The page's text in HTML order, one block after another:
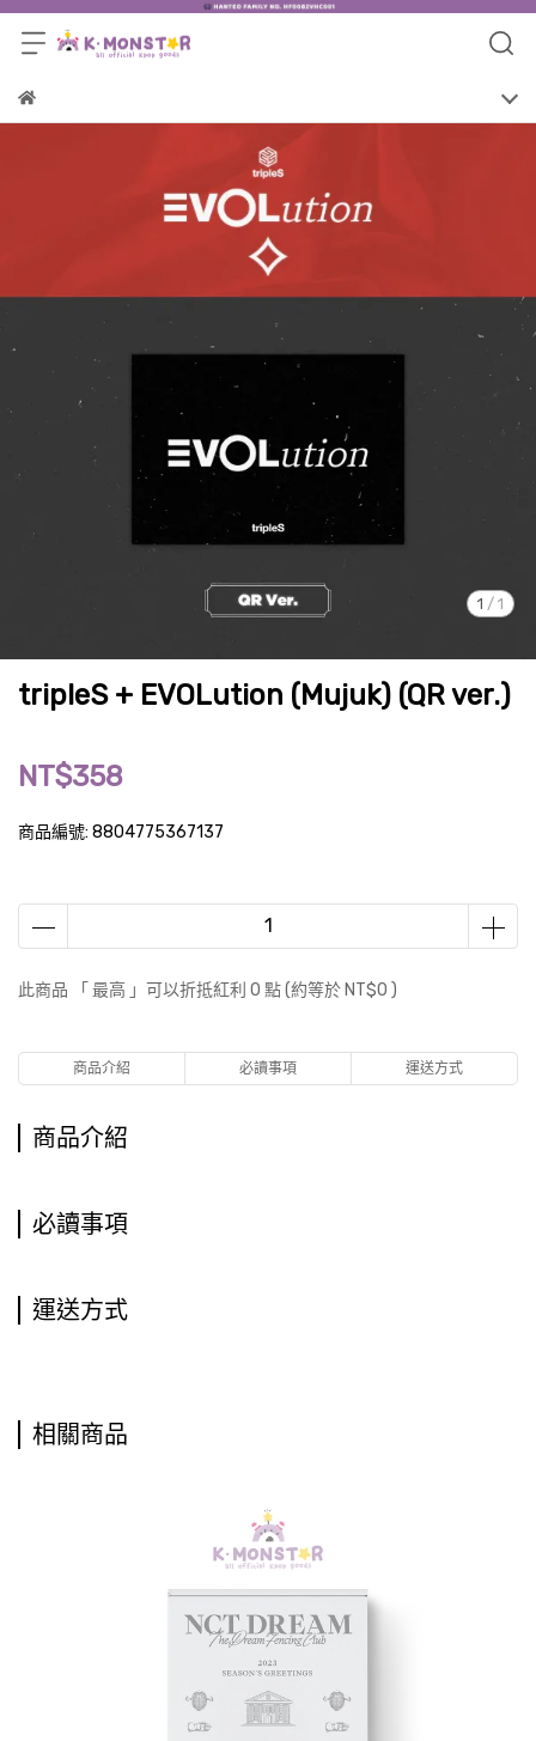
1 / 1
tripleS + EVOLution (Mujuk) (QR ver.)
NT$358
商品編號: 8804775367137
此商品 「 最高 」可以折抵紅利 0 點 (約等於 NT$0 )
商品介紹 必讀事項 運送方式
商品介紹
必讀事項
運送方式
相關商品